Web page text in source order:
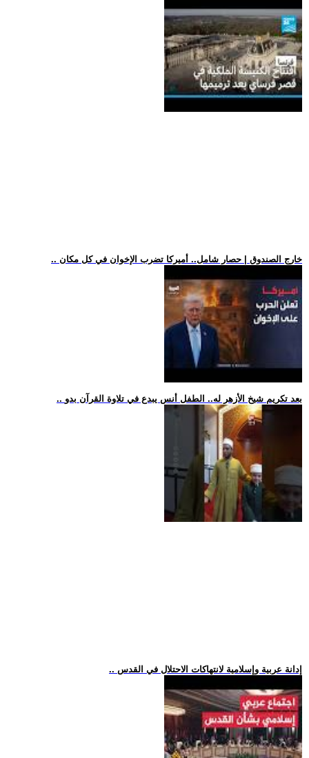
.. خارج الصندوق | حصار شامل.. أميركا تضرب الإخوان في كل مكان
.. بعد تكريم شيخ الأزهر له.. الطفل أنس يبدع في تلاوة القرآن بدو
.. إدانة عربية وإسلامية لانتهاكات الاحتلال في القدس